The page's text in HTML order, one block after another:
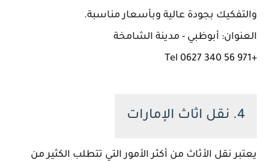
والتفكيك بجودة عالية وبأسعار مناسبة.
العنوان: أبوظبي - مدينة الشامخة
+971 56 340 0627 Tel
4. نقل اثاث الإمارات
يعتبر نقل الأثاث من أكثر الأمور التي تتطلب الكثير من